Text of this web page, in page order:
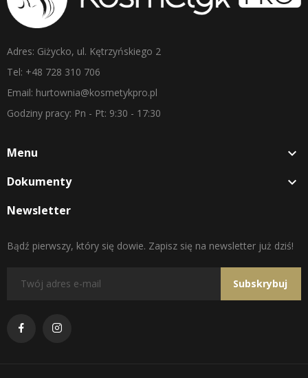
Adres: Giżycko, ul. Kętrzyńskiego 2
Tel: +48 728 310 706
Email: hurtownia@kosmetykpro.pl
Godziny pracy: Pn - Pt: 9:30 - 17:30
Menu 
Dokumenty 
Newsletter
Bądź pierwszy, który się dowie. Zapisz się na newsletter już dziś!
Subskrybuj